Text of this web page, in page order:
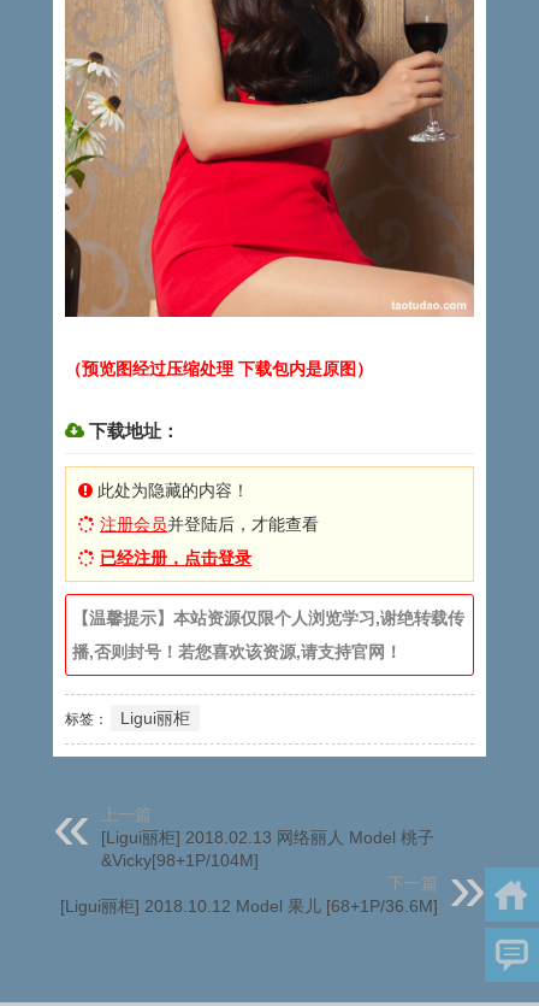
（预览图经过压缩处理 下载包内是原图）
下载地址：
此处为隐藏的内容！
注册会员并登陆后，才能查看
已经注册，点击登录
【温馨提示】本站资源仅限个人浏览学习,谢绝转载传
播,否则封号！若您喜欢该资源,请支持官网！
标签： Ligui丽柜
上一篇
[Ligui丽柜] 2018.02.13 网络丽人 Model 桃子
&Vicky[98+1P/104M]
下一篇
[Ligui丽柜] 2018.10.12 Model 果儿 [68+1P/36.6M]